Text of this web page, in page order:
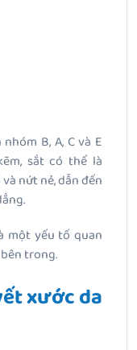
B, A, C và E
sắt có thể là
nứt nẻ, dẫn đến
một yếu tố quan
trong.
xước da